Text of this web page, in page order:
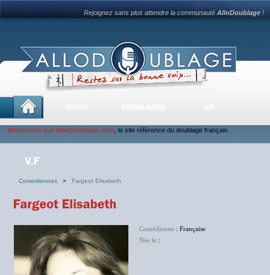
Rejoignez sans plus attendre la communautéAlloDoublage !
Bienvenue sur AlloDoublage.com , le site référence du doublage français.
Comediennes > Fargeot Elisabeth
Comédienne : Française
Née le :